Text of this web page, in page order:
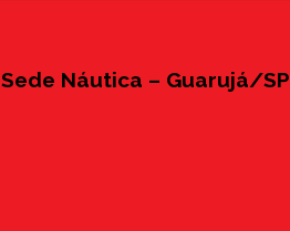
Sede Náutica – Guarujá/SP